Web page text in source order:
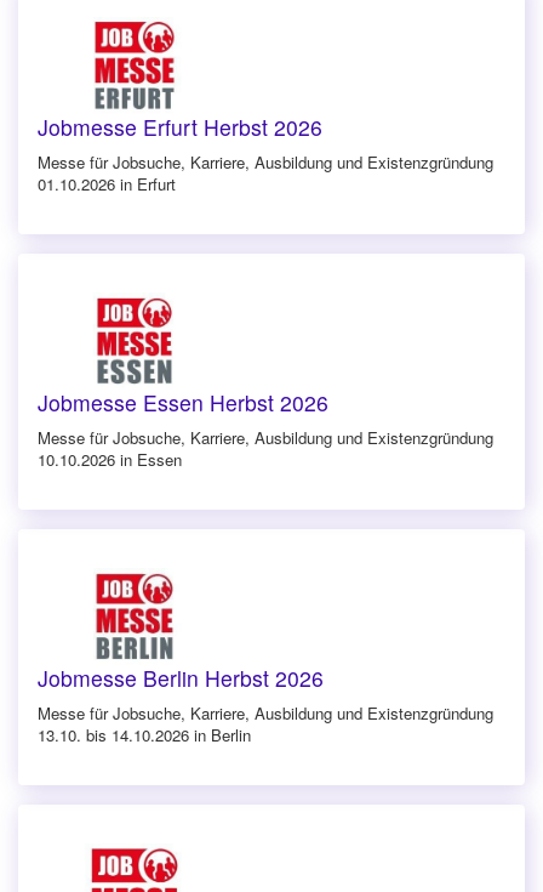
Jobmesse Erfurt Herbst 2026
Messe für Jobsuche, Karriere, Ausbildung und Existenzgründung
01.10.2026 in Erfurt
Jobmesse Essen Herbst 2026
Messe für Jobsuche, Karriere, Ausbildung und Existenzgründung
10.10.2026 in Essen
Jobmesse Berlin Herbst 2026
Messe für Jobsuche, Karriere, Ausbildung und Existenzgründung
13.10. bis 14.10.2026 in Berlin